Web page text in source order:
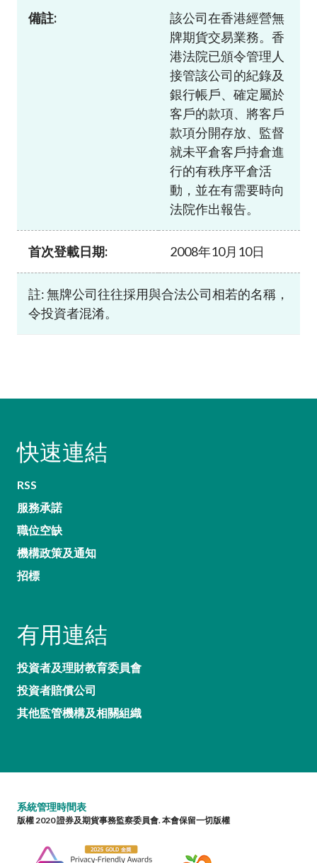
備註:
該公司在香港經營無
牌期貨交易業務。香
港法院已頒令管理人
接管該公司的紀錄及
銀行帳戶、確定屬於
客戶的款項、將客戶
款項分開存放、監督
就未平倉客戶持倉進
行的有秩序平倉活
動，並在有需要時向
法院作出報告。
首次登載日期: 2008年10月10日
註: 無牌公司往往採用與合法公司相若的名稱，
令投資者混淆。
快速連結
RSS
服務承諾
職位空缺
機構政策及通知
招標
有用連結
投資者及理財教育委員會
投資者賠償公司
其他監管機構及相關組織
系統管理時間表
版權 2020 證券及期貨事務監察委員會. 本會保留一切版權